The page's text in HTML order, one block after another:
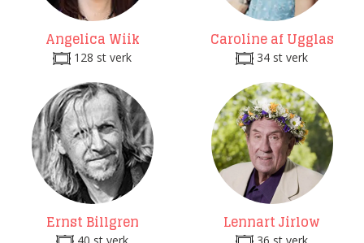
Angelica Wiik
128 st verk
Caroline af Ugglas
34 st verk
Ernst Billgren Lennart Jirlow